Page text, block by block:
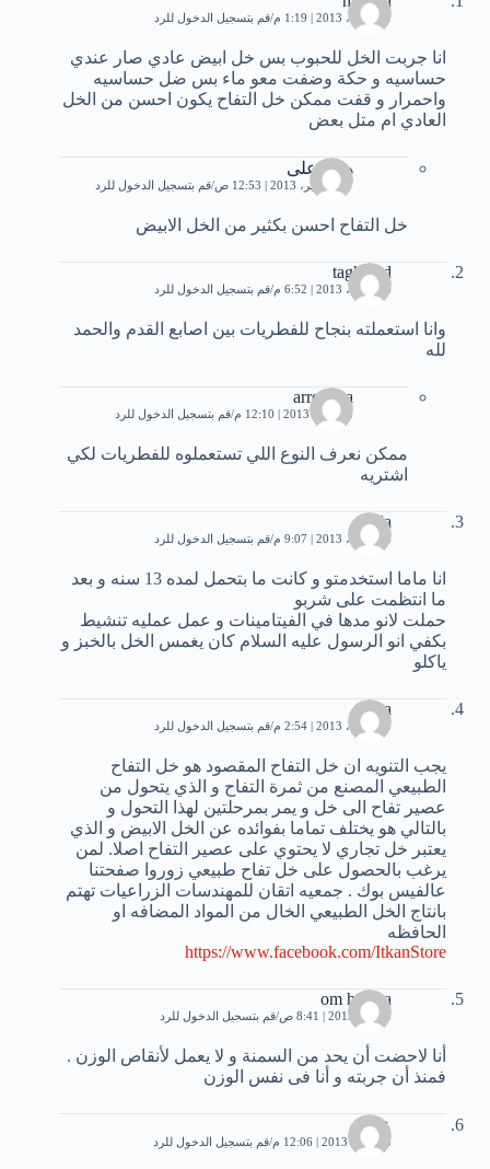
11 أبريل، 2013 | 1:19 م قم بتسجيل الدخول للرد
انا جربت الخل للحبوب بس خل ابيض عادي صار عندي
حساسيه و حكة وضفت معو ماء بس ضل حساسيه
واحمرار و قفت ممكن خل التفاح يكون احسن من الخل
العادي ام متل بعض
هدى على
17 سبتمبر، 2013 | 12:53 ص قم بتسجيل الدخول للرد
خل التفاح احسن بكثير من الخل الابيض
taghreed
16 أبريل، 2013 | 6:52 م قم بتسجيل الدخول للرد
وانا استعملته بنجاح للفطريات بين اصابع القدم والحمد
لله
arroucha
25 مايو، 2013 | 12:10 م قم بتسجيل الدخول للرد
ممكن نعرف النوع اللي تستعملوه للفطريات لكي
اشتريه
ola
16 أبريل، 2013 | 9:07 م قم بتسجيل الدخول للرد
انا ماما استخدمتو و كانت ما بتحمل لمده 13 سنه و بعد
ما انتظمت على شربو
حملت لانو مدها في الفيتامينات و عمل عمليه تنشيط
بكفي انو الرسول عليه السلام كان يغمس الخل بالخبز و
ياكلو
Suha
20 أبريل، 2013 | 2:54 م قم بتسجيل الدخول للرد
يجب التنويه ان خل التفاح المقصود هو خل التفاح
الطبيعي المصنع من ثمرة التفاح و الذي يتحول من
عصير تفاح الى خل و يمر بمرحلتين لهذا التحول و
بالتالي هو يختلف تماما بفوائده عن الخل الابيض و الذي
يعتبر خل تجاري لا يحتوي على عصير التفاح اصلا. لمن
يرغب بالحصول على خل تفاح طبيعي زوروا صفحتنا
عالفيس بوك . جمعيه اتقان للمهندسات الزراعيات تهتم
بانتاج الخل الطبيعي الخال من المواد المضافه او
الحافظه
https://www.facebook.com/ItkanStore
om hamza
3 مايو، 2013 | 8:41 ص قم بتسجيل الدخول للرد
أنا لاحضت أن يحد من السمنة و لا يعمل لأنقاص الوزن .
فمنذ أن جربته و أنا فى نفس الوزن
علي
25 مايو، 2013 | 12:06 م قم بتسجيل الدخول للرد